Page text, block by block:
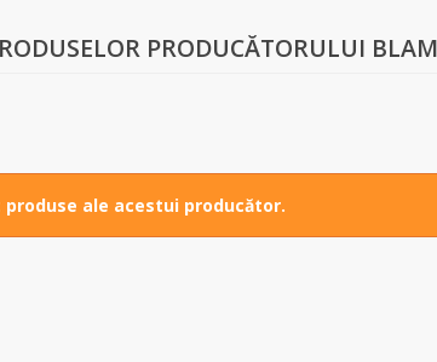
PRODUCĂTORULUI BLAM
produse ale acestui producător.